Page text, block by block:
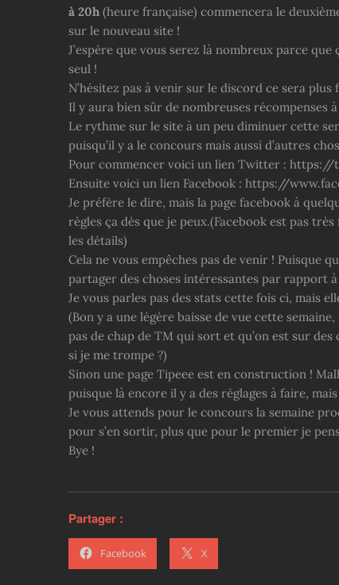
à 20h (heure française) commencera le
sur le nouveau site !
J’espère que vous serez là nombreux parce
seul !
N’hésitez pas à venir sur le discord ce sera plus
Il y aura bien sûr de nombreuses récompenses
Le rythme sur le site à un peu diminuer cette
puisqu’il y a le concours mais aussi d’autres
Pour commencer voici un lien Twitter :
Ensuite voici un lien Facebook : https://
Je préfère le dire, mais la page facebook à
règles ça dès que je peux.(Facebook est pas
les détails)
Cela ne vous empêches pas de venir ! Puisque
partager des choses intéressantes par rapport
Je vous parles pas des stats cette fois ci, mais
(Bon y a une légère baisse de vue cette
pas de chap de TM qui sort et qu’on est sur
si je me trompe ?)
Sinon une page Tipeee est en construction !
puisque là encore il y a des réglages à faire,
Je vous attends pour le concours la semaine
pour s’en sortir, plus que pour le premier je
Bye !
Partager :
Facebook X